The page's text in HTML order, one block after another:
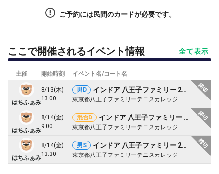
ご予約には民間のカードが必要です。
ここで開催されるイベント情報 全て表示
主催 開始時刻 イベント名/コート名
はちふぁみ
8/13(木)
13:00
男D インドア 八王子ファミリー 2026夏トーナメント
東京都八王子ファミリーテニスカレッジ
はちふぁみ
8/14(金)
9:00
混合D インドア 八王子ファミリー 2026夏トーナメント
東京都八王子ファミリーテニスカレッジ
はちふぁみ
8/14(金)
13:30
男S インドア 八王子ファミリー 2026夏トーナメント
東京都八王子ファミリーテニスカレッジ